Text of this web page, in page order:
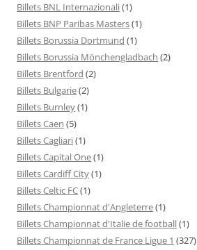
Billets BNL Internazionali(1)
Billets BNP Paribas Masters(1)
Billets Borussia Dortmund (1)
Billets Borussia Mönchengladbach (2)
Billets Brentford (2)
Billets Bulgarie(2)
Billets Burnley(1)
Billets Caen (5)
Billets Cagliari(1)
Billets Capital One(1)
Billets Cardiff City(1)
Billets Celtic FC(1)
Billets Championnat d'Angleterre(1)
Billets Championnat d'Italie de football(1)
Billets Championnat de France Ligue 1 (327)